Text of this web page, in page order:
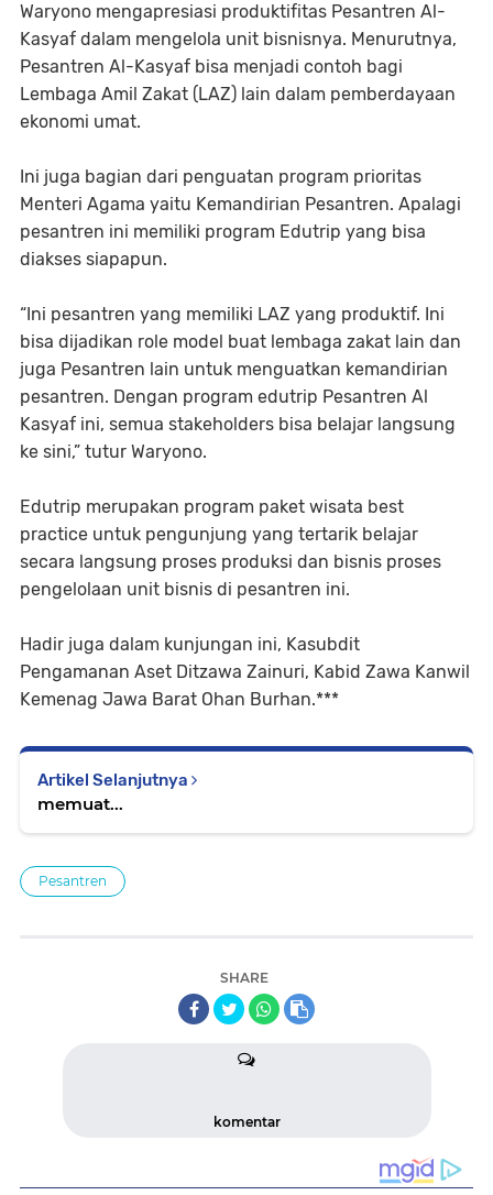
Waryono mengapresiasi produktifitas Pesantren Al-
Kasyaf dalam mengelola unit bisnisnya. Menurutnya,
Pesantren Al-Kasyaf bisa menjadi contoh bagi
Lembaga Amil Zakat (LAZ) lain dalam pemberdayaan
ekonomi umat.
Ini juga bagian dari penguatan program prioritas
Menteri Agama yaitu Kemandirian Pesantren. Apalagi
pesantren ini memiliki program Edutrip yang bisa
diakses siapapun.
“Ini pesantren yang memiliki LAZ yang produktif. Ini
bisa dijadikan role model buat lembaga zakat lain dan
juga Pesantren lain untuk menguatkan kemandirian
pesantren. Dengan program edutrip Pesantren Al
Kasyaf ini, semua stakeholders bisa belajar langsung
ke sini,” tutur Waryono.
Edutrip merupakan program paket wisata best
practice untuk pengunjung yang tertarik belajar
secara langsung proses produksi dan bisnis proses
pengelolaan unit bisnis di pesantren ini.
Hadir juga dalam kunjungan ini, Kasubdit
Pengamanan Aset Ditzawa Zainuri, Kabid Zawa Kanwil
Kemenag Jawa Barat Ohan Burhan.***
Artikel Selanjutnya
memuat...
Pesantren
SHARE
komentar